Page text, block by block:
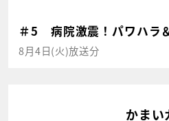
＃5 病院激震！パワハラ
8月4日(火)放送分
かまい